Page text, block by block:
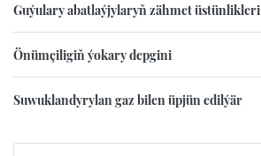
Guýulary abatlaýjylaryň zähmet üstünlikleri
Önümçiligiň ýokary depgini
Suwuklandyrylan gaz bilen üpjün edilýär